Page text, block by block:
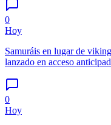
0
Hoy
Samuráis en lugar de
lanzado en acceso
0
Hoy